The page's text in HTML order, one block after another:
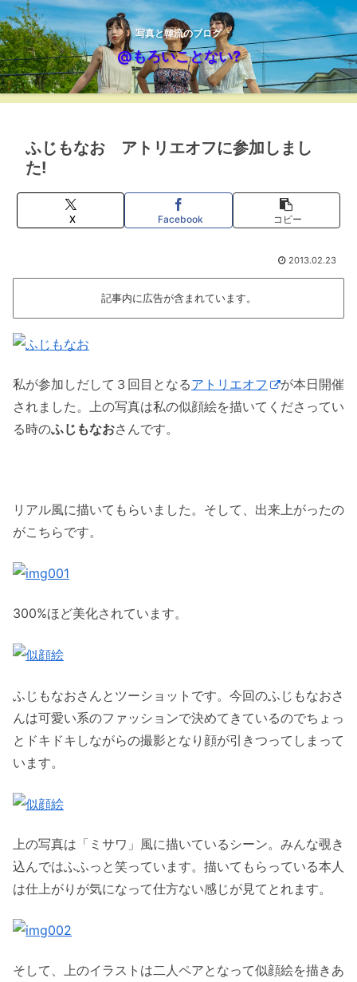
写真と韓流のブログ
@もろいことない?
ふじもなお アトリエオフに参加しまし
た!
X Facebook コピー
2013.02.23
記事内に広告が含まれています。
私が参加しだして３回目となるアトリエオフ
が本日開催
されました。上の写真は私の似顔絵を描いてくださってい
る時のふじもなおさんです。
リアル風に描いてもらいました。そして、出来上がったの
がこちらです。
300%ほど美化されています。
ふじもなおさんとツーショットです。今回のふじもなおさ
んは可愛い系のファッションで決めてきているのでちょっ
とドキドキしながらの撮影となり顔が引きつってしまって
います。
上の写真は「ミサワ」風に描いているシーン。みんな覗き
込んではふふっと笑っています。描いてもらっている本人
は仕上がりが気になって仕方ない感じが見てとれます。
そして、上のイラストは二人ペアとなって似顔絵を描きあ